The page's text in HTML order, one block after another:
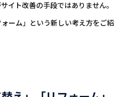
イト改善の手段ではありません。
ーム」という新しい考え方をご紹